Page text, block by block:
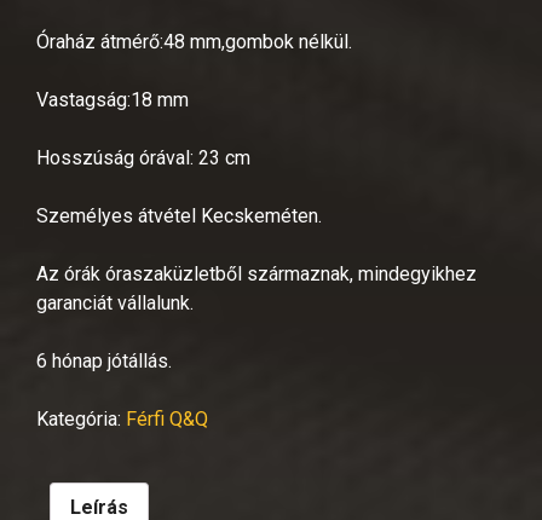
Óraház átmérő:48 mm,gombok nélkül.
Vastagság:18 mm
Hosszúság órával: 23 cm
Személyes átvétel Kecskeméten.
Az órák óraszaküzletből származnak, mindegyikhez
garanciát vállalunk.
6 hónap jótállás.
Kategória: Férfi Q&Q
Leírás